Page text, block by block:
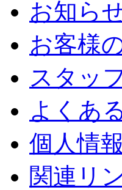
お知ら
お客様
スタッ
よくあ
個人情
関連リ